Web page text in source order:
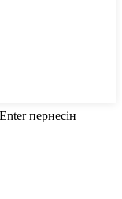
пернесін